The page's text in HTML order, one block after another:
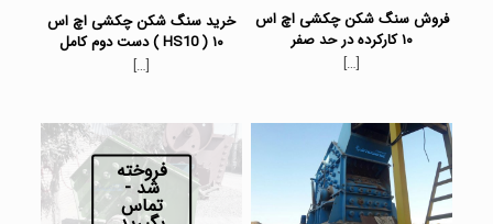
فروش سنگ شکن چکشی اچ اس
۱۰ کارکرده در حد صفر
[…]
خرید سنگ شکن چکشی اچ اس
۱۰ ( HS10 ) دست دوم کامل
[…]
فروخته
شد -
تماس